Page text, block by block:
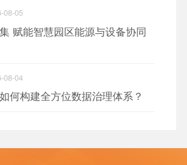
08-05
赋能智慧园区能源与设备协同
08-04
何构建全方位数据治理体系？